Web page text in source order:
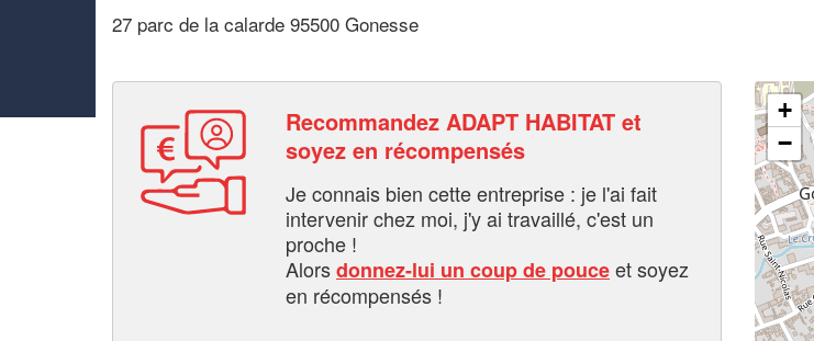
27 parc de la calarde 95500 Gonesse
Recommandez ADAPT HABITAT et
soyez en récompensés
Je connais bien cette entreprise : je l'ai fait
intervenir chez moi, j'y ai travaillé, c'est un
proche !
Alorsdonnez-lui un coup de pouceet soyez
en récompensés !
+
−